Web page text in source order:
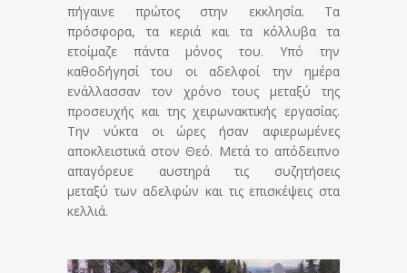
πήγαινε πρώτος στην εκκλησία. Τα
πρόσφορα, τα κεριά και τα κόλλυβα τα
ετοίμαζε πάντα μόνος του. Υπό την
καθοδήγησί του οι αδελφοί την ημέρα
ενάλλασσαν τον χρόνο τους μεταξύ της
προσευχής και της χειρωνακτικής εργασίας.
Την νύκτα οι ώρες ήσαν αφιερωμένες
αποκλειστικά στον Θεό. Μετά το απόδειπνο
απαγόρευε αυστηρά τις συζητήσεις
μεταξύ των αδελφών και τις επισκέψεις στα
κελλιά.